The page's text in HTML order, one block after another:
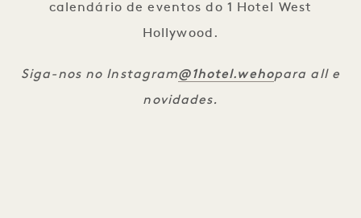
calendário de eventos do 1 Hotel West
Hollywood.
Siga-nos no Instagram@1hotel.wehopara all e
novidades.